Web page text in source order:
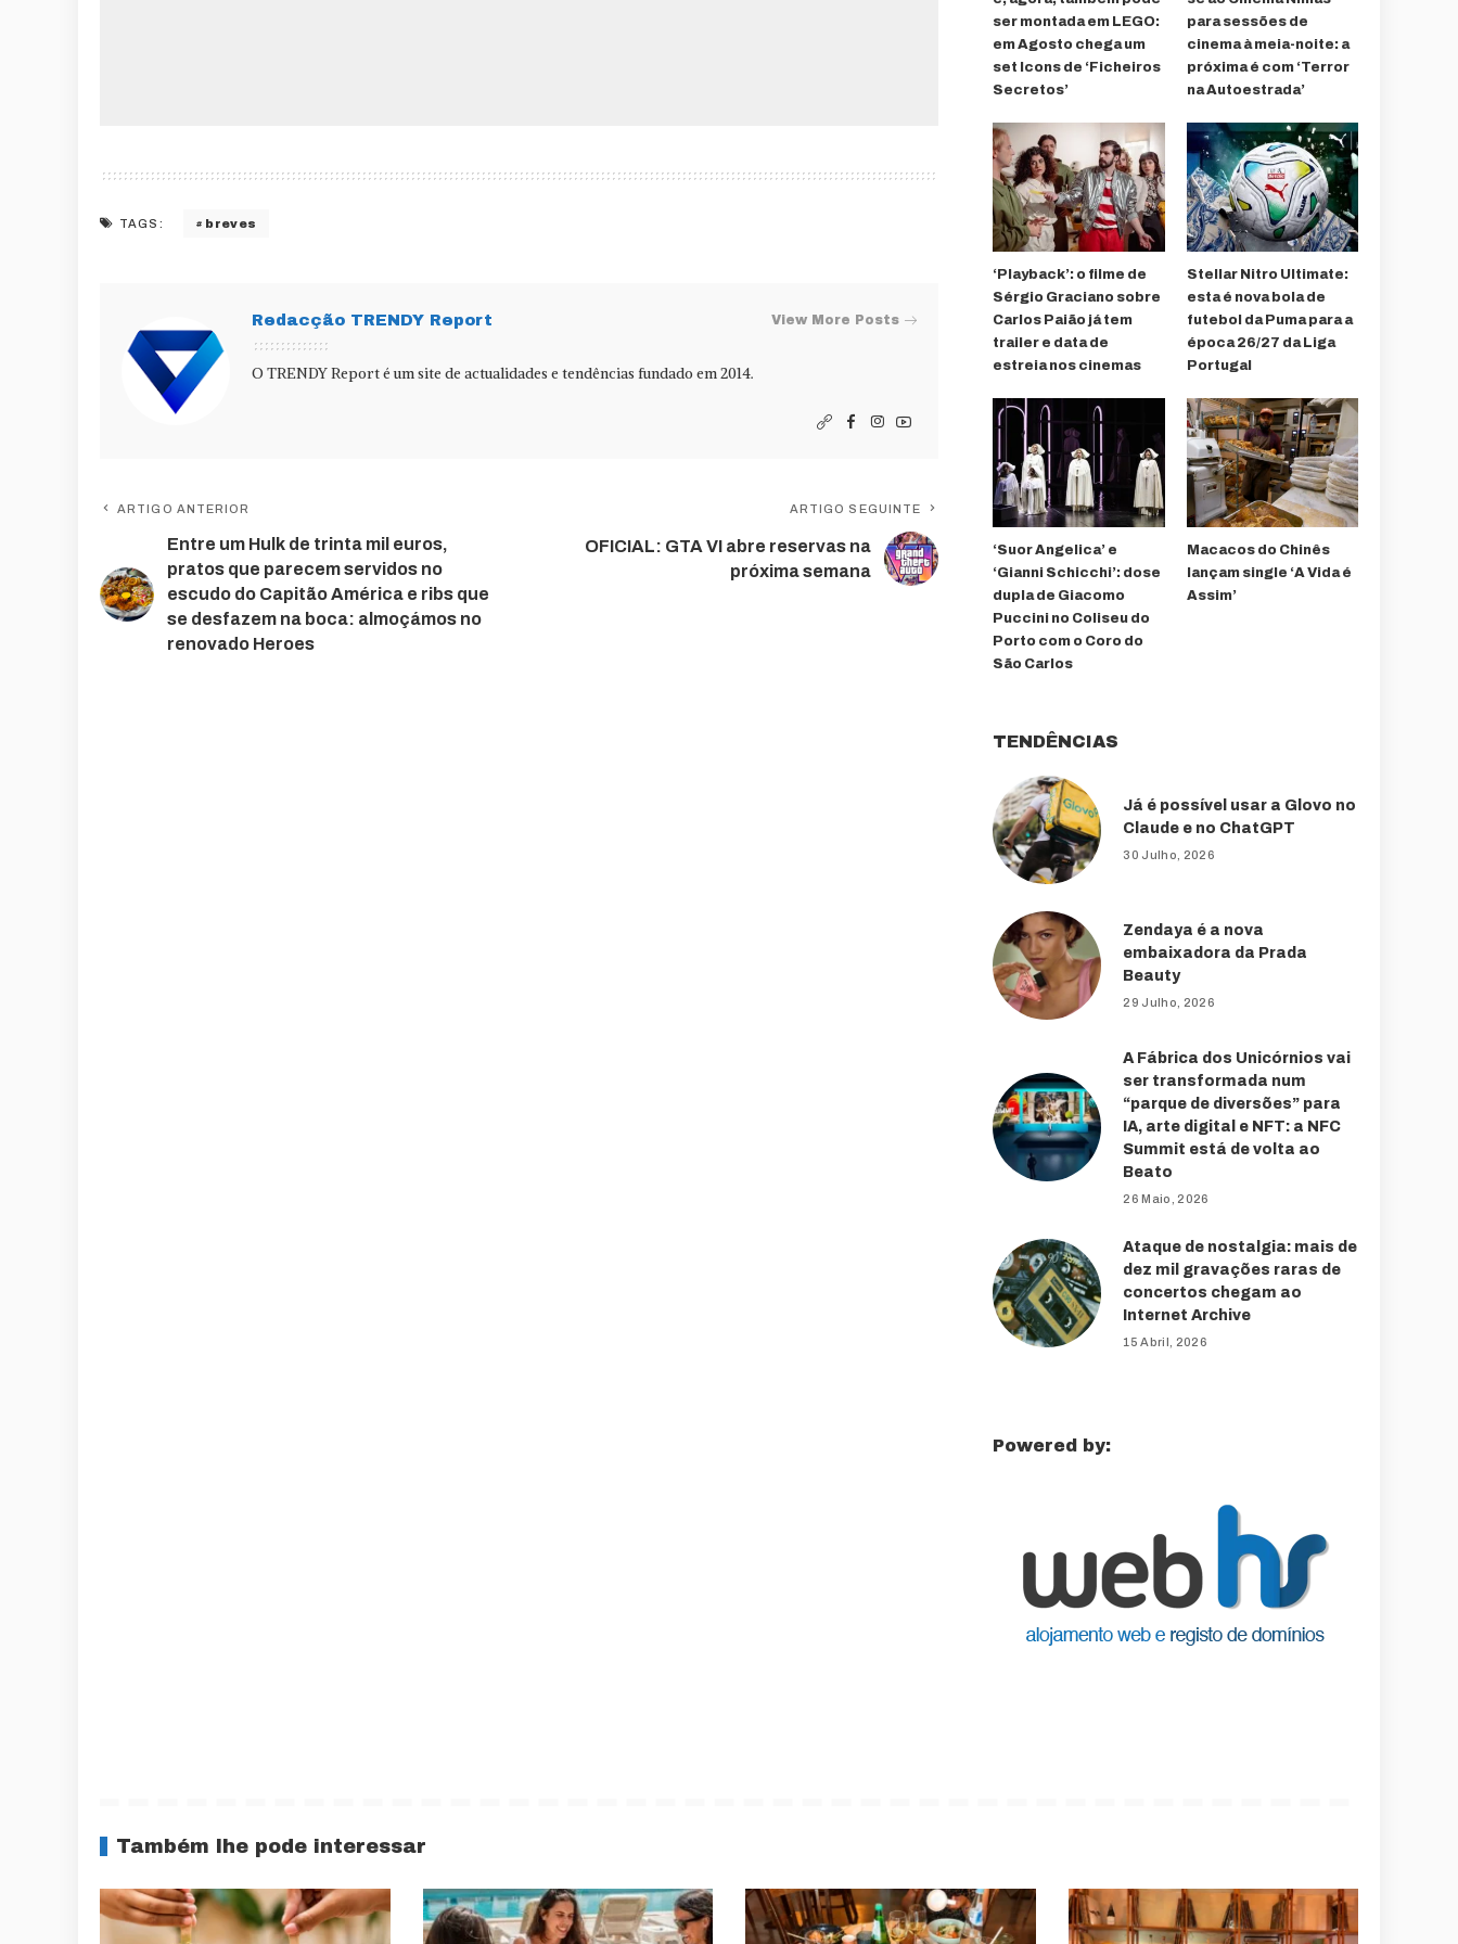
TAGS: breves
Redacção TRENDY Report View More Posts
O TRENDY Report é um site de actualidades e tendências fundado em 2014.
ARTIGO ANTERIOR
Entre um Hulk de trinta mil euros,
pratos que parecem servidos no
escudo do Capitão América e ribs que
se desfazem na boca: almoçámos no
renovado Heroes
ARTIGO SEGUINTE
OFICIAL: GTA VI abre reservas na
próxima semana
ser montada em LEGO:
em Agosto chega um
set Icons de ‘Ficheiros
Secretos’
para sessões de
cinema à meia-noite: a
próxima é com ‘Terror
na Autoestrada’
‘Playback’: o filme de
Sérgio Graciano sobre
Carlos Paião já tem
trailer e data de
estreia nos cinemas
Stellar Nitro Ultimate:
esta é nova bola de
futebol da Puma para a
época 26/27 da Liga
Portugal
‘Suor Angelica’ e
‘Gianni Schicchi’: dose
dupla de Giacomo
Puccini no Coliseu do
Porto com o Coro do
São Carlos
Macacos do Chinês
lançam single ‘A Vida é
Assim’
TENDÊNCIAS
Já é possível usar a Glovo no
Claude e no ChatGPT
30 Julho, 2026
Zendaya é a nova
embaixadora da Prada
Beauty
29 Julho, 2026
A Fábrica dos Unicórnios vai
ser transformada num
“parque de diversões” para
IA, arte digital e NFT: a NFC
Summit está de volta ao
Beato
26 Maio, 2026
Ataque de nostalgia: mais de
dez mil gravações raras de
concertos chegam ao
Internet Archive
15 Abril, 2026
Powered by:
Também lhe pode interessar